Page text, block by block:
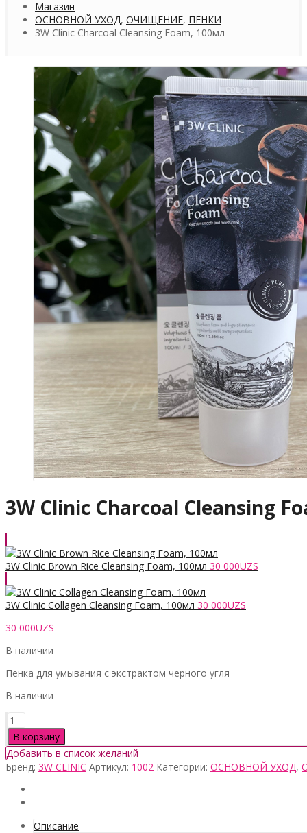
Магазин
ОСНОВНОЙ УХОД, ОЧИЩЕНИЕ, ПЕНКИ
3W Clinic Charcoal Cleansing Foam, 100мл
3W Clinic Charcoal Cleansing
3W Clinic Brown Rice Cleansing Foam, 100мл 30 000UZS
3W Clinic Collagen Cleansing Foam, 100мл 30 000UZS
30 000UZS
В наличии
Пенка для умывания с экстрактом черного угля
В наличии
Количество
товара
3W
Clinic
Charcoal
В корзину
Добавить в список желаний
Бренд: 3W CLINIC Артикул: 1002 Категории: ОСНОВНОЙ УХОД,
Описание